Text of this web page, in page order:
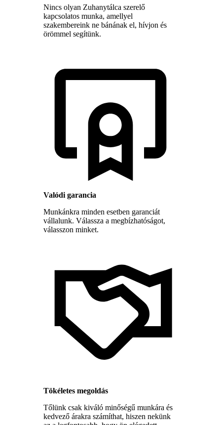
Nincs olyan Zuhanytálca szerelő
kapcsolatos munka, amellyel
szakembereink ne bánának el, hívjon és
örömmel segítünk.
Valódi garancia
Munkánkra minden esetben garanciát
vállalunk. Válassza a megbízhatóságot,
válasszon minket.
Tökéletes megoldás
Tőlünk csak kiváló minőségű munkára és
kedvező árakra számíthat, hiszen nekünk